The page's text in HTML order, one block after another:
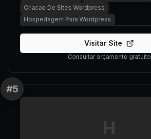
Criacao De Sites Wordpress
Hospedagem Para Wordpress
Visitar Site
Consultar orçamento gratuito
#5
H